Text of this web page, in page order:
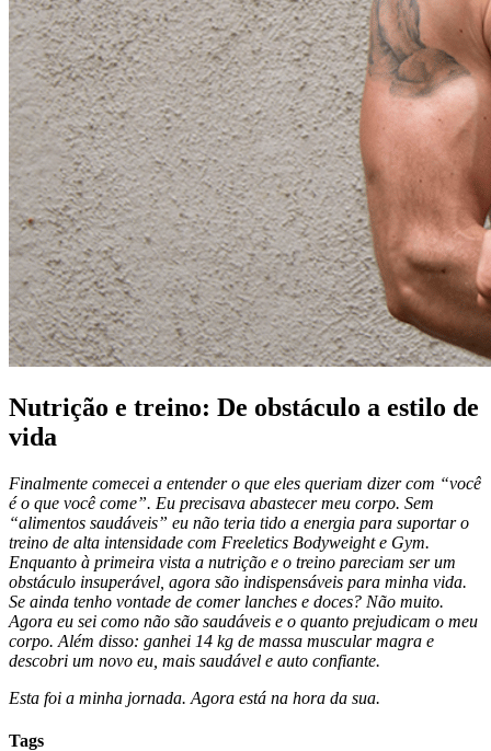
Nutrição e treino: De obstáculo a estilo de
vida
Finalmente comecei a entender o que eles queriam dizer com “você
é o que você come”. Eu precisava abastecer meu corpo. Sem
“alimentos saudáveis” eu não teria tido a energia para suportar o
treino de alta intensidade com Freeletics Bodyweight e Gym.
Enquanto à primeira vista a nutrição e o treino pareciam ser um
obstáculo insuperável, agora são indispensáveis para minha vida.
Se ainda tenho vontade de comer lanches e doces? Não muito.
Agora eu sei como não são saudáveis e o quanto prejudicam o meu
corpo. Além disso: ganhei 14 kg de massa muscular magra e
descobri um novo eu, mais saudável e auto confiante.
Esta foi a minha jornada. Agora está na hora da sua.
Tags